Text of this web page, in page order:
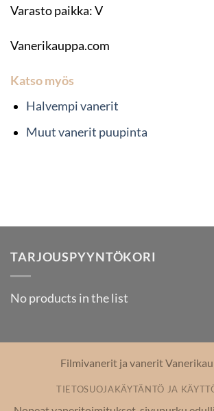
Varasto paikka: V
Vanerikauppa.com
Katso myös
Halvempi vanerit
Muut vanerit puupinta
TARJOUSPYYNTÖKORI
No products in the list
Filmivanerit ja vanerit
TIETOSUOJAKÄYTÄNTÖ JA